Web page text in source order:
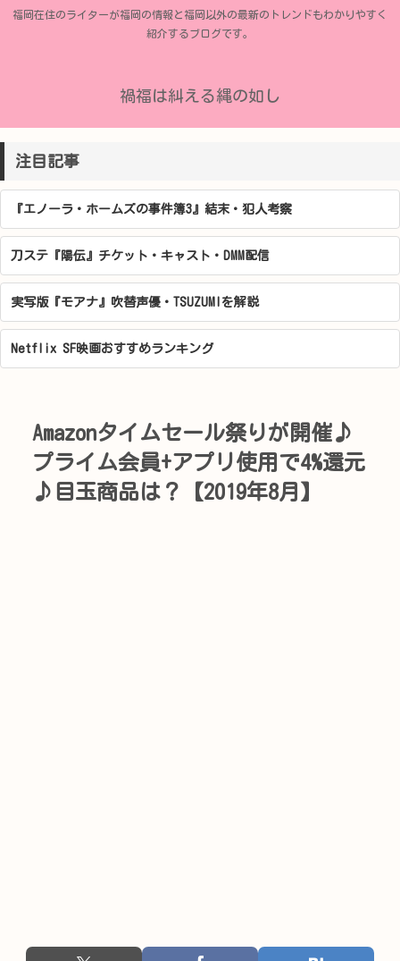
福岡在住のライターが福岡の情報と福岡以外の最新のトレンドもわかりやすく
紹介するブログです。
禍福は糾える縄の如し
注目記事
『エノーラ・ホームズの事件簿3』結末・犯人考察
刀ステ『陽伝』チケット・キャスト・DMM配信
実写版『モアナ』吹替声優・TSUZUMIを解説
Netflix SF映画おすすめランキング
Amazonタイムセール祭りが開催♪
プライム会員+アプリ使用で4%還元
♪目玉商品は？【2019年8月】